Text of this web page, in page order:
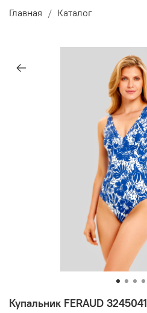
Главная Каталог
Купальник FERAUD 3245041